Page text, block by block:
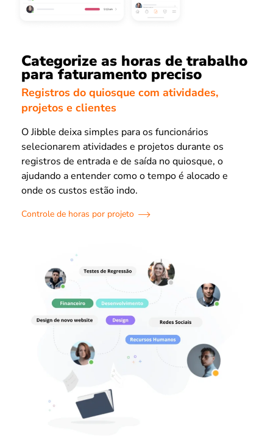
Categorize as horas de trabalho
para faturamento preciso
Registros do quiosque com atividades,
projetos e clientes
O Jibble deixa simples para os funcionários
selecionarem atividades e projetos durante os
registros de entrada e de saída no quiosque, o
ajudando a entender como o tempo é alocado e
onde os custos estão indo.
Controle de horas por projeto